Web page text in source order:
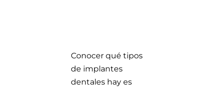
Conocer qué tipos
de implantes
dentales hay es